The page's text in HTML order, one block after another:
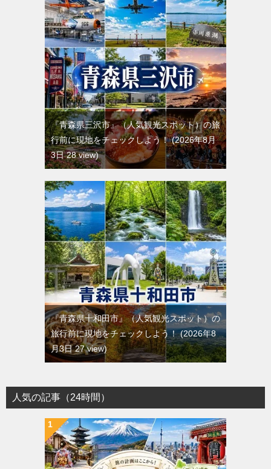
『青森県三沢市』（人気観光スポット）の旅
行前に現地をチェックしよう！ 2026年8月
3日 28 view
『青森県十和田市』（人気観光スポット）の
旅行前に現地をチェックしよう！ 2026年8
月3日 27 view
人気の記事（24時間）